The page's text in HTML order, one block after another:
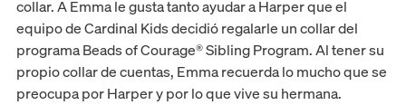
collar. A Emma le gusta tanto ayudar a Harper que el
equipo de Cardinal Kids decidió regalarle un collar del
programa Beads of Courage® Sibling Program. Al tener su
propio collar de cuentas, Emma recuerda lo mucho que se
preocupa por Harper y por lo que vive su hermana.